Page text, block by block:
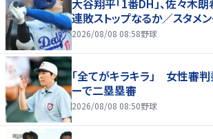
大谷翔平「1番DH」、佐々木
連敗ストップなるか／スタメ
2026/08/08 08:58野球
「全てがキラキラ」 女性審
ーで二塁塁審
2026/08/08 08:50野球